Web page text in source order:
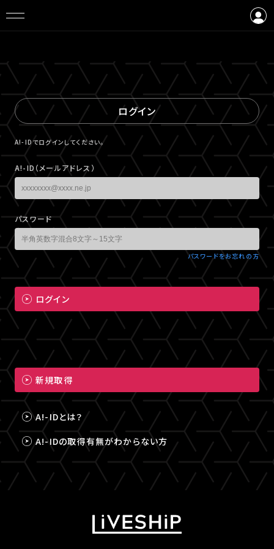
ログイン
A!-IDでログインしてください。
A!-ID（メールアドレス）
パスワード
パスワードをお忘れの方
ログイン
新規取得
A!-IDとは？
A!-IDの取得有無がわからない方